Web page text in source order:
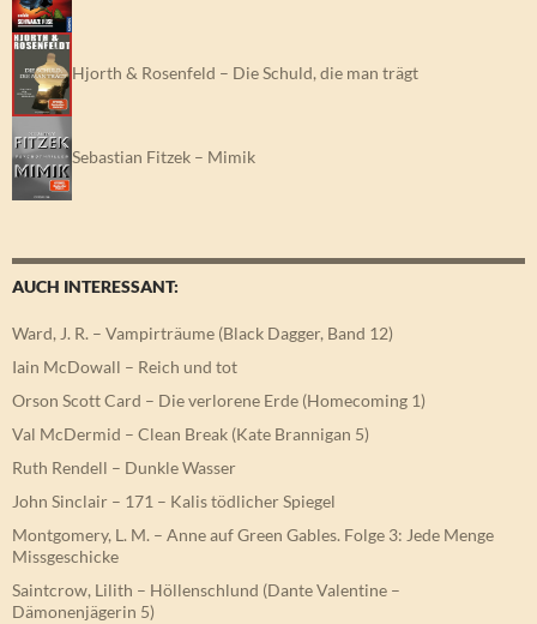
Hjorth & Rosenfeld – Die Schuld, die man trägt
Sebastian Fitzek – Mimik
AUCH INTERESSANT:
Ward, J. R. – Vampirträume (Black Dagger, Band 12)
Iain McDowall – Reich und tot
Orson Scott Card – Die verlorene Erde (Homecoming 1)
Val McDermid – Clean Break (Kate Brannigan 5)
Ruth Rendell – Dunkle Wasser
John Sinclair – 171 – Kalis tödlicher Spiegel
Montgomery, L. M. – Anne auf Green Gables. Folge 3: Jede Menge
Missgeschicke
Saintcrow, Lilith – Höllenschlund (Dante Valentine –
Dämonenjägerin 5)